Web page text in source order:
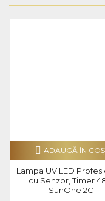
Lampa UV LED
cu Senzor, Timer
SunOne 2C
ADAUGĂ ÎN COŞ